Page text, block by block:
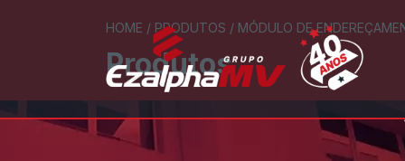
HOME / PRODUTOS / MÓDULO DE
Produtos